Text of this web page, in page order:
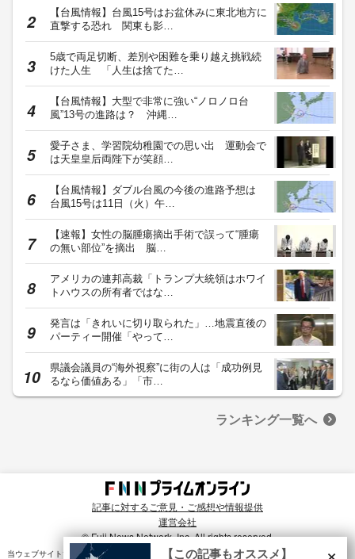
【台風情報】台風15号はお盆休みに東北地方に
直撃する恐れ 関東も影…
5歳で両足切断、差別や困難を乗り越え挑戦続
けた人生 「人生は捨てた…
【台風情報】大型で非常に強い“ノロノロ台
風”13号の進路は？ 沖縄…
愛子さま、学習院幼稚園での思い出 運動会で
は天皇皇后両陛下が笑顔…
【台風情報】ダブル台風の今後の進路予想は
台風15号は11日（火）午…
【速報】女性の脳腫瘍摘出手術で誤って“腫瘍
の無い部位”を摘出 脳…
アメリカの連邦高裁「トランプ大統領はホワイ
トハウスの所有者ではな…
発言は「きれいに切り取られた」…地震直後の
パーティー開催「やって…
県議会議員の“海外視察”に街の人は「成功例見
るなら価値ある」「市…
ランキング一覧へ
記事に対するご意見・ご感想や情報提供
運営会社
© Fuji News Network, Inc. All rights reserved.
当ウェブサイトでは、ユーザのニーズ・興味・関⼼に合致したコンテンツや広告配信を提供する
×
【この記事もオススメ】